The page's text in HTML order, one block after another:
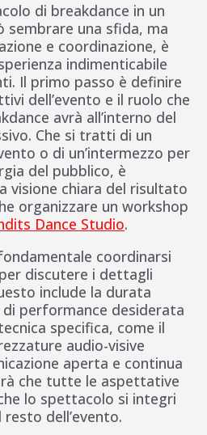
di breakdance in un
sembrare una sfida, ma
e coordinazione, è
indimenticabile
Il primo passo è definire
dell’evento e il ruolo che
avrà all’interno del
Che si tratti di un
o di un’intermezzo per
del pubblico, è
visione chiara del risultato
organizzare un workshop
Dance Studio.
coordinarsi
discutere i dettagli
include la durata
di performance desiderata
specifica, come il
audio-visive
aperta e continua
che tutte le aspettative
lo spettacolo si integri
dell’evento.